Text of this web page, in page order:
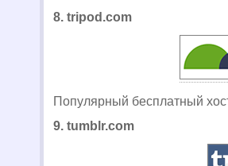
8. tripod.com
Популярный бесплатный
9. tumblr.com